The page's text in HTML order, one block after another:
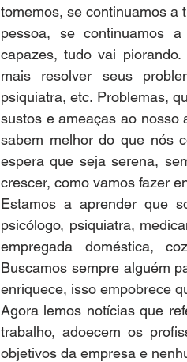
tomemos, se continuamos a
pessoa, se continuamos
capazes, tudo vai
mais resolver seus
psiquiatra, etc. Problemas,
sustos e ameaças ao nosso
sabem melhor do que nós
espera que seja serena,
crescer, como vamos fazer
Estamos a aprender que
psicólogo, psiquiatra,
empregada doméstica,
Buscamos sempre alguém
enriquece, isso empobrece
Agora lemos notícias que
trabalho, adoecem os
objetivos da empresa e